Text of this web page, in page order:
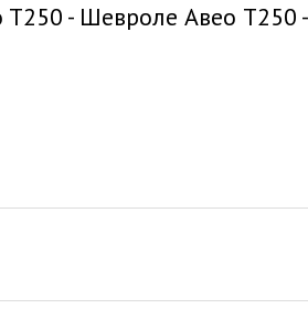
- Шевроле Авео Т250 -